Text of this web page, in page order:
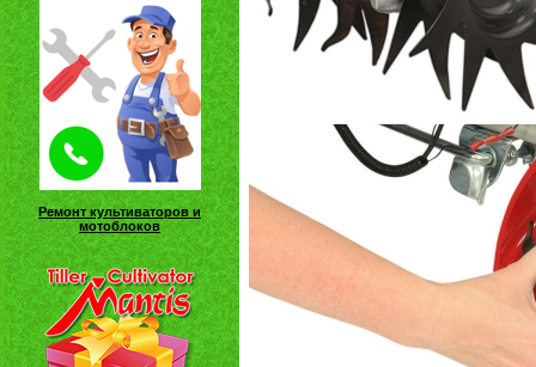
Ремонт культиваторов и
мотоблоков